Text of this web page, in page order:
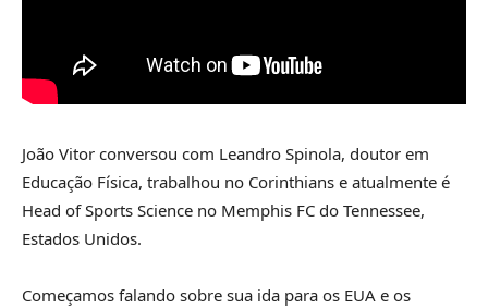
João Vitor conversou com Leandro Spinola, doutor em
Educação Física, trabalhou no Corinthians e atualmente é
Head of Sports Science no Memphis FC do Tennessee,
Estados Unidos.
Começamos falando sobre sua ida para os EUA e os